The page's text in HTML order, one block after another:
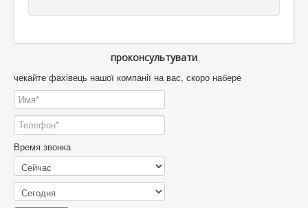
проконсультувати
чекайте фахівець нашої компанії на вас, скоро набере
Время звонка